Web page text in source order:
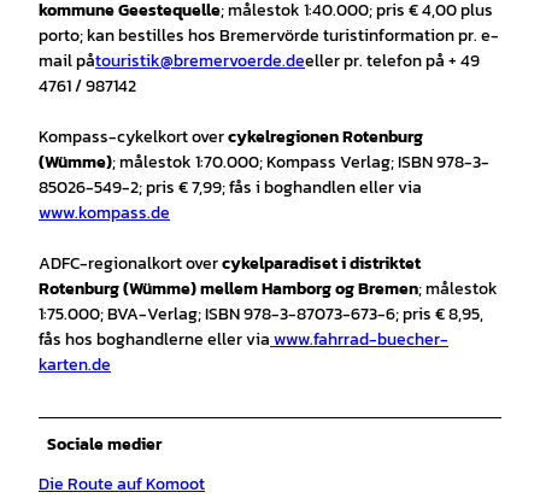
kommune Geestequelle; målestok 1:40.000; pris € 4,00 plus
porto; kan bestilles hos Bremervörde turistinformation pr. e-
mail påtouristik@bremervoerde.deeller pr. telefon på + 49
4761 / 987142
Kompass-cykelkort overcykelregionen Rotenburg
(Wümme); målestok 1:70.000; Kompass Verlag; ISBN 978-3-
85026-549-2; pris € 7,99; fås i boghandlen eller via
www.kompass.de
ADFC-regionalkort overcykelparadiset i distriktet
Rotenburg (Wümme) mellem Hamborg og Bremen; målestok
1:75.000; BVA-Verlag; ISBN 978-3-87073-673-6; pris € 8,95,
fås hos boghandlerne eller viawww.fahrrad-buecher-
karten.de
Sociale medier
Die Route auf Komoot